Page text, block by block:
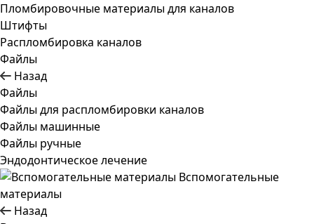
Пломбировочные материалы для каналов
Штифты
Распломбировка каналов
Файлы
Назад
Файлы
Файлы для распломбировки каналов
Файлы машинные
Файлы ручные
Эндодонтическое лечение
Вспомогательные
материалы
Назад